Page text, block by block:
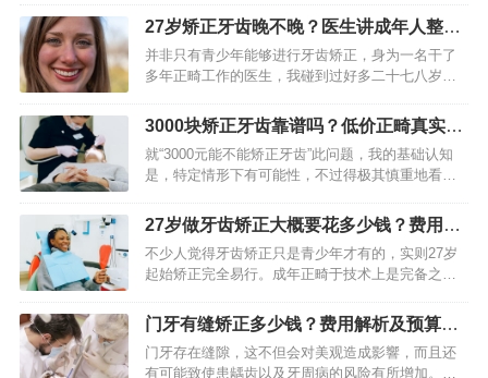
矫正没有绝对的年龄限制，从3岁儿童到60岁老人，
只要口腔健康状况…
27岁矫正牙齿晚不晚？医生讲成年人整牙
利弊与最佳时机
并非只有青少年能够进行牙齿矫正，身为一名干了
多年正畸工作的医生，我碰到过好多二十七八岁乃
够做牙齿矫正。年龄自身不是起决定作用的障碍，
虽说成年人的颌骨已经固…
3000块矫正牙齿靠谱吗？低价正畸真实情
况揭秘
就“3000元能不能矫正牙齿”此问题，我的基础认知
是，特定情形下有可能性，不过得极其慎重地看
应着一些限定条件亦或潜在风险。身为从业者，我
劝告大家在留意价格之…
27岁做牙齿矫正大概要花多少钱？费用详
解与分期指南
不少人觉得牙齿矫正只是青少年才有的，实则27岁
起始矫正完全易行。成年正畸于技术上是完备之
要达成的效果范畴。费用是众人最为关注的要点，
然而价格并非恒定不变，它…
门牙有缝矫正多少钱？费用解析及预算指
南
门牙存在缝隙，这不但会对美观造成影響，而且还
有可能致使患龋齿以及牙周病的风险有所增加。身